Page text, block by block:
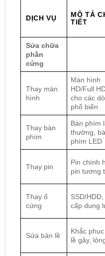
DỊCH VỤ
MÔ TẢ
TIẾT
Sửa chữa
phần
cứng
Thay màn
hình
Màn hình
HD/Full
cho các
phổ biến
Thay bàn
phím
Bàn phím
thường,
phím LED
Thay pin
Pin chính
pin tương
Thay ổ
cứng
SSD/
cấp dung
Sửa bản lề
Khắc
lề gãy,